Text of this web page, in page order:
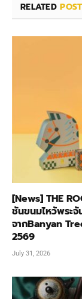
RELATED
[News] THE
ชันขนมไหว้พระ
จากBanyan
2569
July 31, 2026